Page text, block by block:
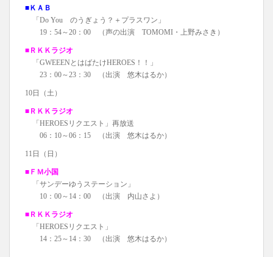
■ＫＡＢ
「Do You のうぎょう？＋プラスワン」
19：54～20：00 （声の出演 TOMOMI・上野みさき）
■ＲＫＫラジオ
「GWEEENとはばたけHEROES！！」
23：00～23：30 （出演 悠木はるか）
10日（土）
■ＲＫＫラジオ
「HEROESリクエスト」再放送
06：10～06：15 （出演 悠木はるか）
11日（日）
■ＦＭ小国
「サンデーゆうステーション」
10：00～14：00 （出演 内山さよ）
■ＲＫＫラジオ
「HEROESリクエスト」
14：25～14：30 （出演 悠木はるか）